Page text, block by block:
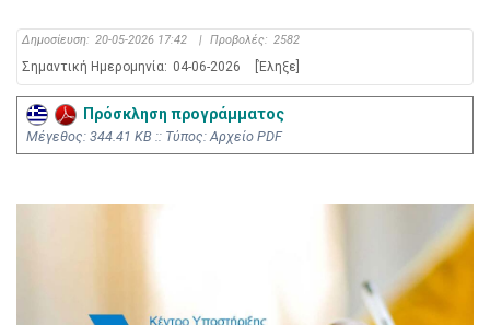
Δημοσίευση: 20-05-2026 17:42 | Προβολές: 2582
Σημαντική Ημερομηνία: 04-06-2026 [Έληξε]
Πρόσκληση προγράμματος
Mέγεθος: 344.41 KB :: Τύπος: Αρχείο PDF